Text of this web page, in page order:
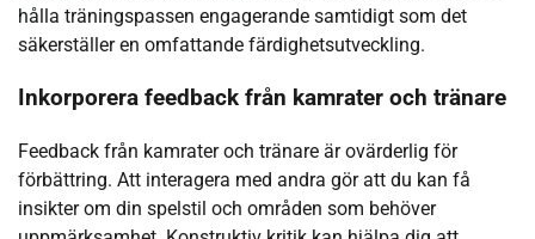
hålla träningspassen engagerande samtidigt som det
säkerställer en omfattande färdighetsutveckling.
Inkorporera feedback från kamrater och tränare
Feedback från kamrater och tränare är ovärderlig för
förbättring. Att interagera med andra gör att du kan få
insikter om din spelstil och områden som behöver